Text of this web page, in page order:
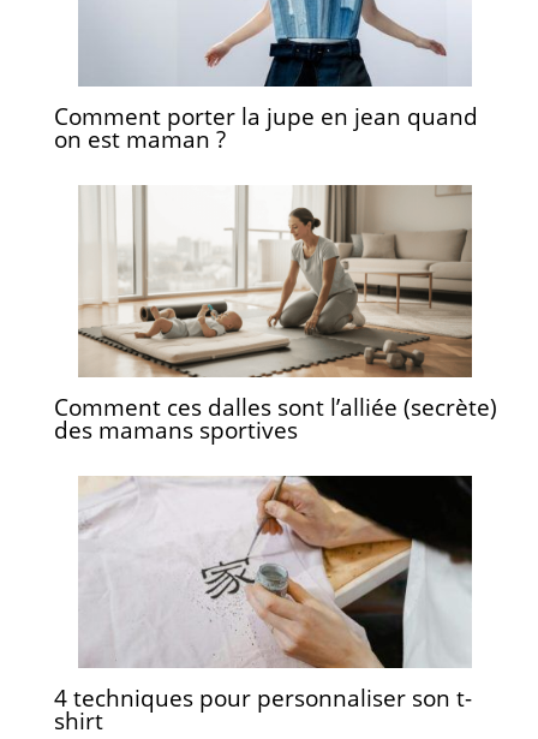
Comment porter la jupe en jean quand
on est maman ?
Comment ces dalles sont l’alliée (secrète)
des mamans sportives
4 techniques pour personnaliser son t-
shirt